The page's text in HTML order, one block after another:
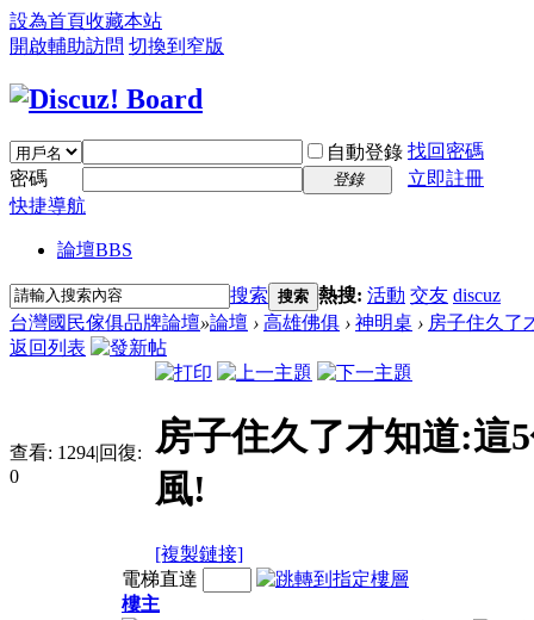
設為首頁收藏本站
開啟輔助訪問 切換到窄版
自動登錄 找回密碼
密碼
登錄
立即註冊
快捷導航
論壇BBS
搜索 搜索 熱搜: 活動 交友 discuz
台灣國民傢俱品牌論壇»論壇 › 高雄佛俱 › 神明桌 › 房子住久了
返回列表
查看: 1294|回復:
0
房子住久了才知道:這
風!
[複製鏈接]
電梯直達
樓主